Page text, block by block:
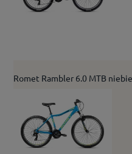
Romet Rambler 6.0 MTB